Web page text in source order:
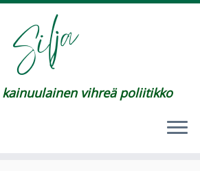
kainuulainen vihreä poliitikko